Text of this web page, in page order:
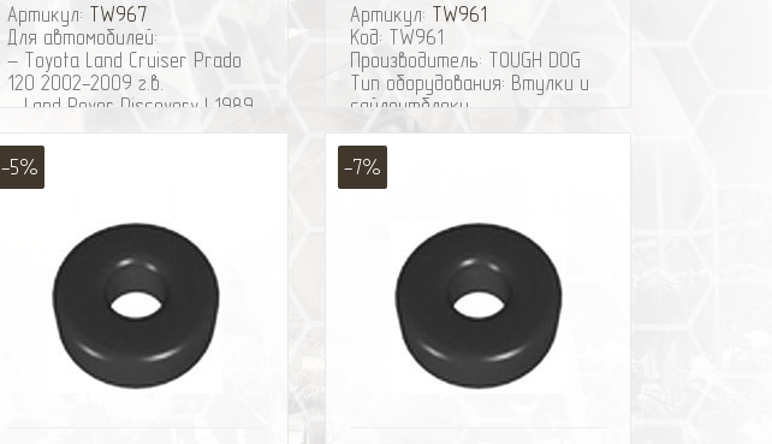
Артикул: TW967
Для автомобилей:
– Toyota Land Cruiser Prado
120 2002-2009 г.в.
– Land Rover Discovery I 1989-
– Nissan Patrol (Safari) Y60
1987-1997 г.в.
– Nissan Patrol (Safari) Y61
1997-2013 г.в.
– Toyota Land Cruiser Prado
150 (без KDSS) 2009- г.в.
– Toyota Land Cruiser Prado
150 (с системой KDSS) 2009-
– Toyota FJ Cruiser 2010- г.в.
Втулка верхнего уха
Артикул: TW961
Код: TW961
Производитель: TOUGH DOG
Тип оборудования: Втулки и
сайлентблоки
Втулка верхнего уха
амортизатора Tough Dog .
артикул TW961
-5% -7%